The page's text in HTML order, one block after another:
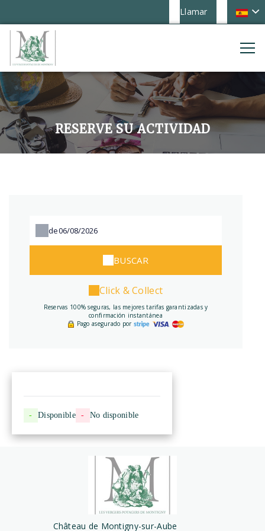
Llamar
RESERVE SU ACTIVIDAD
de
BUSCAR
Click & Collect
Reservas 100% seguras, las mejores tarifas garantizadas y
confirmación instantánea
Pago asegurado por
- Disponible - No disponible
Château de Montigny-sur-Aube